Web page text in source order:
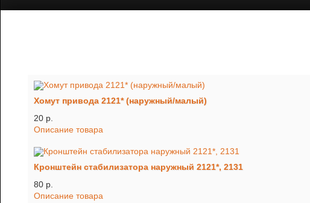
Хомут привода 2121* (наружный/малый)
20 p.
Описание товара
Кронштейн стабилизатора наружный 2121*, 2131
80 p.
Описание товара